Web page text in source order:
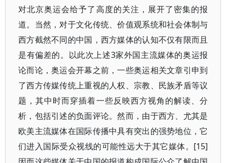
对北京奥运会给予了高度的关注，展开了密集的报
道。当然，对于文化传统、价值观系统和社会体制与
西方截然不同的中国，西方媒体的认知不仅有限而且
是有偏差的。以此次上述3家外国主流媒体的奥运报
论而论，奥运会开幕之前，一些奥运相关文章引申到
了西方传媒传统上重视的人权、宗教、民族矛盾等议
题，其中时而穿插着一些反映西方视角的解读、分
析，包括引述的负面评论。然而，由于西方、尤其是
欧美主流媒体在国际传播中具有突出的强势地位，它
们进入国际受众视线的可能性远大于其它媒体。[15]